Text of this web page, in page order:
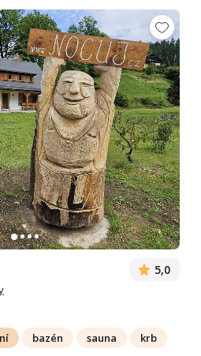
5,0
bazén sauna
krb